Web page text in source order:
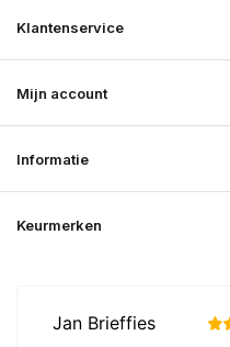
Klantenservice
Mijn account
Informatie
Keurmerken